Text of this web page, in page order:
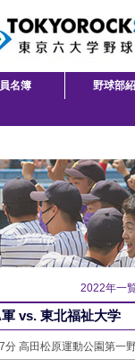
名簿 野球部
2022年一
vs. 東北福祉大学
高田松原運動公園第一